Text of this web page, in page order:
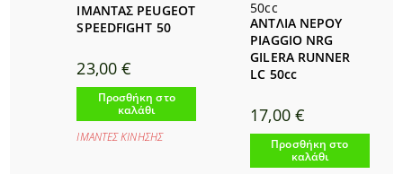
ΙΜΑΝΤΑΣ PEUGEOT
SPEEDFIGHT 50
23,00€
Προσθήκη στο
καλάθι
ΙΜΑΝΤΕΣ ΚΙΝΗΣΗΣ
ΑΝΤΛΙΑ ΝΕΡΟΥ
PIAGGIO NRG
GILERA RUNNER
LC 50cc
17,00 €
Προσθήκη στο
καλάθι